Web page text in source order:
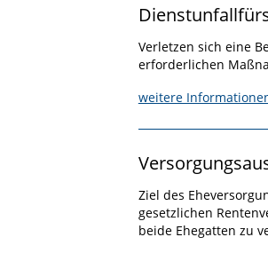
Verletzen sich eine
erforderlichen
weitere
Ziel des
gesetzlichen
beide Ehegatten zu